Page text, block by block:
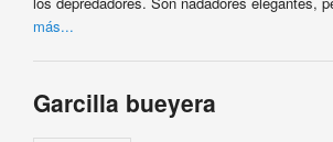
más...
Garcilla bueyera